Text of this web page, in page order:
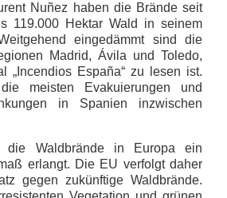
Nuñez haben die Brände seit
119.000 Hektar Wald in seinem
eingedämmt sind die
Madrid, Ávila und Toledo,
„Incendios España“ zu lesen ist.
meisten Evakuierungen und
in Spanien inzwischen
die Waldbrände in Europa ein
erlangt. Die EU verfolgt daher
gegen zukünftige Waldbrände.